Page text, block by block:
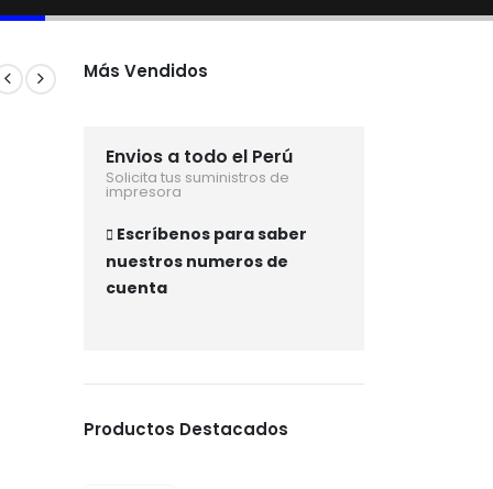
Más Vendidos
Envios a todo el Perú
Solicita tus suministros de
impresora
Escríbenos para saber
nuestros numeros de
cuenta
Productos Destacados